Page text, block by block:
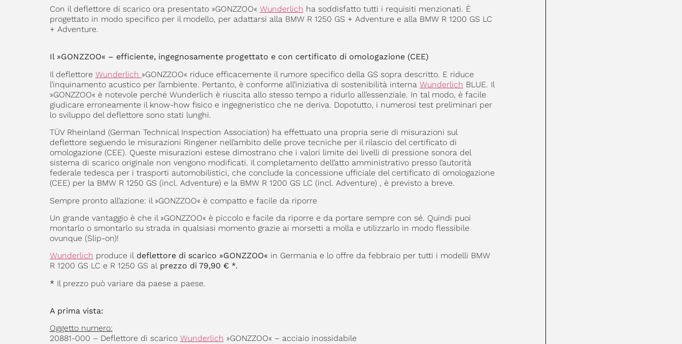
Con il deflettore di scarico ora presentato »GONZZOO« Wunderlich ha soddisfatto tutti i requisiti menzionati. È
progettato in modo specifico per il modello, per adattarsi alla BMW R 1250 GS + Adventure e alla BMW R 1200 GS LC
+ Adventure.
Il »GONZZOO« – efficiente, ingegnosamente progettato e con certificato di omologazione (CEE)
Il deflettore Wunderlich »GONZZOO« riduce efficacemente il rumore specifico della GS sopra descritto. E riduce
l’inquinamento acustico per l’ambiente. Pertanto, è conforme all’iniziativa di sostenibilità interna Wunderlich BLUE. Il
»GONZZOO« è notevole perché Wunderlich è riuscita allo stesso tempo a ridurlo all’essenziale. In tal modo, è facile
giudicare erroneamente il know-how fisico e ingegneristico che ne deriva. Dopotutto, i numerosi test preliminari per
lo sviluppo del deflettore sono stati lunghi.
TÜV Rheinland (German Technical Inspection Association) ha effettuato una propria serie di misurazioni sul
deflettore seguendo le misurazioni Ringener nell’ambito delle prove tecniche per il rilascio del certificato di
omologazione (CEE). Queste misurazioni estese dimostrano che i valori limite dei livelli di pressione sonora del
sistema di scarico originale non vengono modificati. Il completamento dell’atto amministrativo presso l’autorità
federale tedesca per i trasporti automobilistici, che conclude la concessione ufficiale del certificato di omologazione
(CEE) per la BMW R 1250 GS (incl. Adventure) e la BMW R 1200 GS LC (incl. Adventure) , è previsto a breve.
Sempre pronto all’azione: il »GONZZOO« è compatto e facile da riporre
Un grande vantaggio è che il »GONZZOO« è piccolo e facile da riporre e da portare sempre con sé. Quindi puoi
montarlo o smontarlo su strada in qualsiasi momento grazie ai morsetti a molla e utilizzarlo in modo flessibile
ovunque (Slip-on)!
Wunderlich produce il deflettore di scarico »GONZZOO« in Germania e lo offre da febbraio per tutti i modelli BMW
R 1200 GS LC e R 1250 GS al prezzo di 79,90 € *.
* Il prezzo può variare da paese a paese.
A prima vista:
Oggetto numero:
20881-000 – Deflettore di scarico Wunderlich »GONZZOO« – acciaio inossidabile